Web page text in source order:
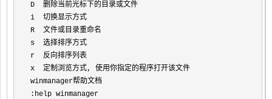
D  删除当前光标下的目录或文件
i  切换显示方式
R  文件或目录重命名
s  选择排序方式
r  反向排序列表
x  定制浏览方式, 使用你指定的程序打开该文件
winmanager帮助文档
:help winmanager